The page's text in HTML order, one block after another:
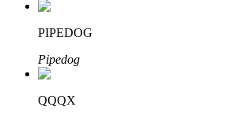
Stake Etmeyi Öğrenin
Pasif gelir kazanma hakkında bilgi edinin
PIPEDOG
Pipedog
QQQX